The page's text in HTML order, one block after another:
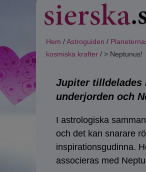
Hem /Astroguiden /
kosmiska krafter / > Neptunus!
Jupiter tilldelades
underjorden och
I astrologiska
och det kan snarare
inspirationsgudinna.
associeras med